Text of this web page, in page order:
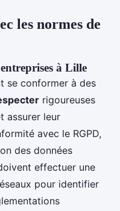
les normes de
à Lille
se conformer à des
rigoureuses
assurer leur
avec le RGPD,
des données
effectuer une
pour identifier